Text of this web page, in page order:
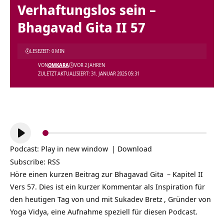
Verhaftungslos sein –
Bhagavad Gita II 57
ZULETZT AKTUALISIERT: 31. JANUAR 2025 05:31
VONOMKARA VOR 2 JAHREN
LESEZEIT: 0 MIN
Audio-
Player
Podcast: Play in new window | Download
Subscribe: RSS
Höre einen kurzen Beitrag zur Bhagavad Gita – Kapitel II
Vers 57. Dies ist ein kurzer Kommentar als Inspiration für
den heutigen Tag von und mit Sukadev Bretz , Gründer von
Yoga Vidya, eine Aufnahme speziell für diesen Podcast.